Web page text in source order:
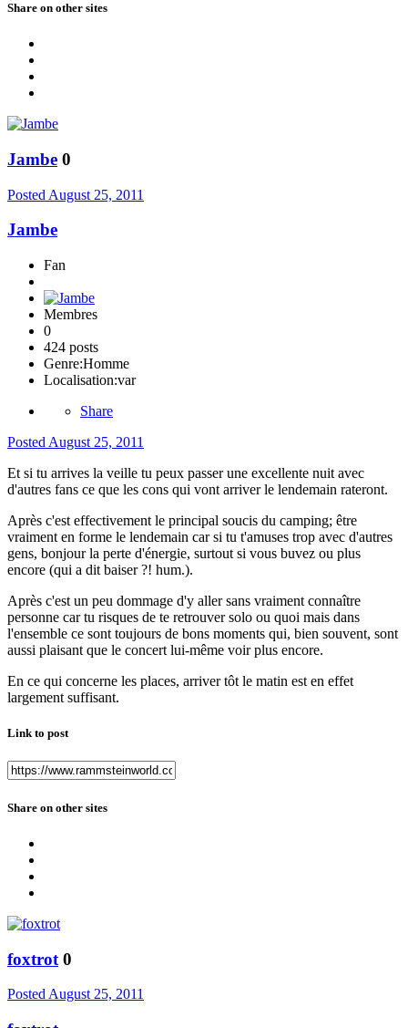
Share on other sites
Jambe 0
Posted August 25, 2011
Jambe
Fan
Membres
0
424 posts
Genre:Homme
Localisation:var
Share
Posted August 25, 2011
Et si tu arrives la veille tu peux passer une excellente nuit avec
d'autres fans ce que les cons qui vont arriver le lendemain rateront.
Après c'est effectivement le principal soucis du camping; être
vraiment en forme le lendemain car si tu t'amuses trop avec d'autres
gens, bonjour la perte d'énergie, surtout si vous buvez ou plus
encore (qui a dit baiser ?! hum.).
Après c'est un peu dommage d'y aller sans vraiment connaître
personne car tu risques de te retrouver solo ou quoi mais dans
l'ensemble ce sont toujours de bons moments qui, bien souvent, sont
aussi plaisant que le concert lui-même voir plus encore.
En ce qui concerne les places, arriver tôt le matin est en effet
largement suffisant.
Link to post
Share on other sites
foxtrot 0
Posted August 25, 2011